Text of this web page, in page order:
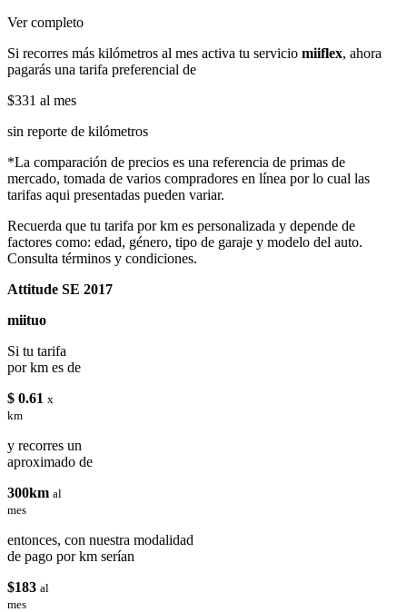
Ver completo
Si recorres más kilómetros al mes activa tu servicio miiflex, ahora
pagarás una tarifa preferencial de
$331 al mes
sin reporte de kilómetros
*La comparación de precios es una referencia de primas de
mercado, tomada de varios compradores en línea por lo cual las
tarifas aqui presentadas pueden variar.
Recuerda que tu tarifa por km es personalizada y depende de
factores como: edad, género, tipo de garaje y modelo del auto.
Consulta términos y condiciones.
Attitude SE 2017
miituo
Si tu tarifa
por km es de
$ 0.61 x
km
y recorres un
aproximado de
300km al
mes
entonces, con nuestra modalidad
de pago por km serían
$183 al
mes